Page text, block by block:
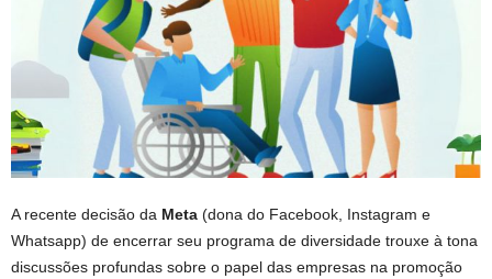
A recente decisão da Meta (dona do Facebook, Instagram e
Whatsapp) de encerrar seu programa de diversidade trouxe à tona
discussões profundas sobre o papel das empresas na promoção